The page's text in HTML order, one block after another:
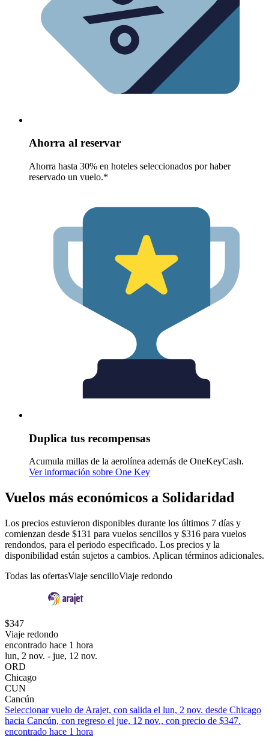
Ahorra al reservar
Ahorra hasta 30% en hoteles seleccionados por haber
reservado un vuelo.*
Duplica tus recompensas
Acumula millas de la aerolínea además de OneKeyCash.
Ver información sobre One Key
Vuelos más económicos a Solidaridad
Los precios estuvieron disponibles durante los últimos 7 días y
comienzan desde $131 para vuelos sencillos y $316 para vuelos
rendondos, para el periodo especificado. Los precios y la
disponibilidad están sujetos a cambios. Aplican términos adicionales.
Todas las ofertasViaje sencilloViaje redondo
$347
Viaje redondo
encontrado hace 1 hora
lun, 2 nov. - jue, 12 nov.
ORD
Chicago
CUN
Cancún
Seleccionar vuelo de Arajet, con salida el lun, 2 nov. desde Chicago
hacia Cancún, con regreso el jue, 12 nov., con precio de $347.
encontrado hace 1 hora